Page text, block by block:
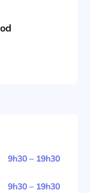
9h30 – 19h30
9h30 – 19h30